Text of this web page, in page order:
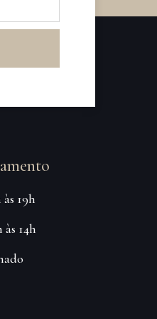
às 19h
às 14h